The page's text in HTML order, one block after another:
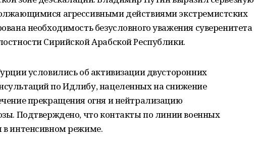
агрессивными действиями экстремистских
необходимость безусловного уважения суверенитета
Сирийской Арабской Республики.
условились об активизации двусторонних
по Идлибу, нацеленных на снижение
прекращения огня и нейтрализацию
Подтверждено, что контакты по линии военных
интенсивном режиме.